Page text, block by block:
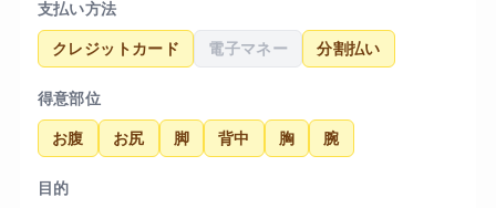
支払い方法
クレジットカード 電子マネー 分割払い
得意部位
お腹 お尻 脚 背中 胸 腕
目的